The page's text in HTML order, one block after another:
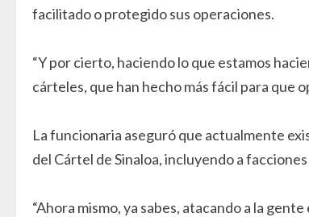
facilitado o protegido sus operaciones.
“Y por cierto, haciendo lo que estamos
cárteles, que han hecho más fácil para que
La funcionaria aseguró que actualmente
del Cártel de Sinaloa, incluyendo a
“Ahora mismo, ya sabes, atacando a la